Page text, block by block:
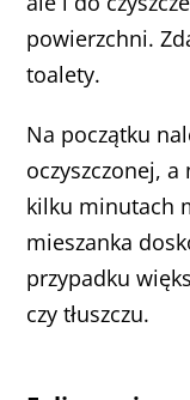
powierzchni.
toalety.
Na początku
oczyszczonej,
kilku minutach
mieszanka
przypadku
czy tłuszczu.